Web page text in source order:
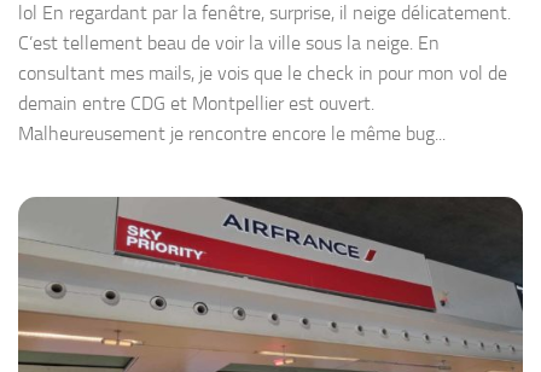
lol En regardant par la fenêtre, surprise, il neige délicatement.
C’est tellement beau de voir la ville sous la neige. En
consultant mes mails, je vois que le check in pour mon vol de
demain entre CDG et Montpellier est ouvert.
Malheureusement je rencontre encore le même bug...